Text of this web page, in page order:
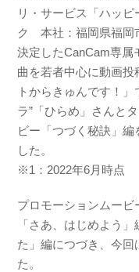
リ・サービス「ハッ
ク 本社：福岡県福岡
決定したCanCam専属
曲を若者中心に動画投
トからきゅんです！
ラ”「ひらめ」さんと
ビー「つづく秘訣」編
した。
※1：2022年6月時点
プロモーションムービ
「さあ、はじめよう
た」編につづき、今回
た。